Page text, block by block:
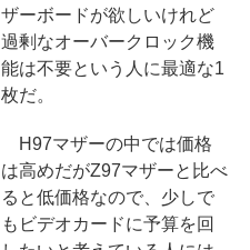
ザーボードが欲しいけれど
過剰なオーバークロック機
能は不要という人に最適な1
枚だ。
H97マザーの中では価格
は高めだがZ97マザーと比べ
ると低価格なので、少しで
もビデオカードに予算を回